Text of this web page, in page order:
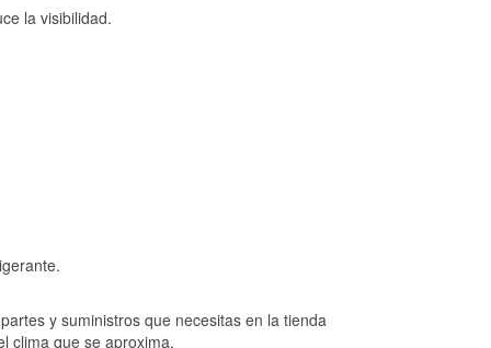
la visibilidad.
y suministros que necesitas en la tienda
clima que se aproxima.